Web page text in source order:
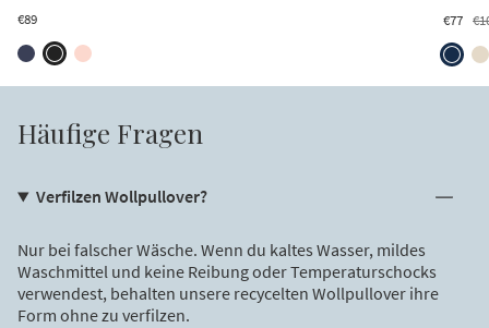
€89 €77
Häufige Fragen
Verfilzen Wollpullover?
Nur bei falscher Wäsche. Wenn du kaltes Wasser, mildes
Waschmittel und keine Reibung oder Temperaturschocks
verwendest, behalten unsere recycelten Wollpullover ihre
Form ohne zu verfilzen.